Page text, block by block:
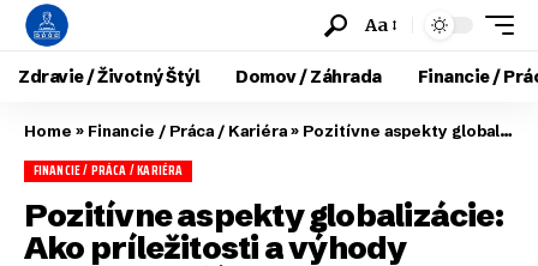
Aa
Zdravie / Životný Štýl Domov / Záhrada Financie /
Home » Financie / Práca / Kariéra» Pozitívne aspekty globalizácie: Ako príležitosti a výhody transformujú svet
FINANCIE / PRÁCA / KARIÉRA
Pozitívne aspekty globalizácie:
Ako príležitosti a výhody